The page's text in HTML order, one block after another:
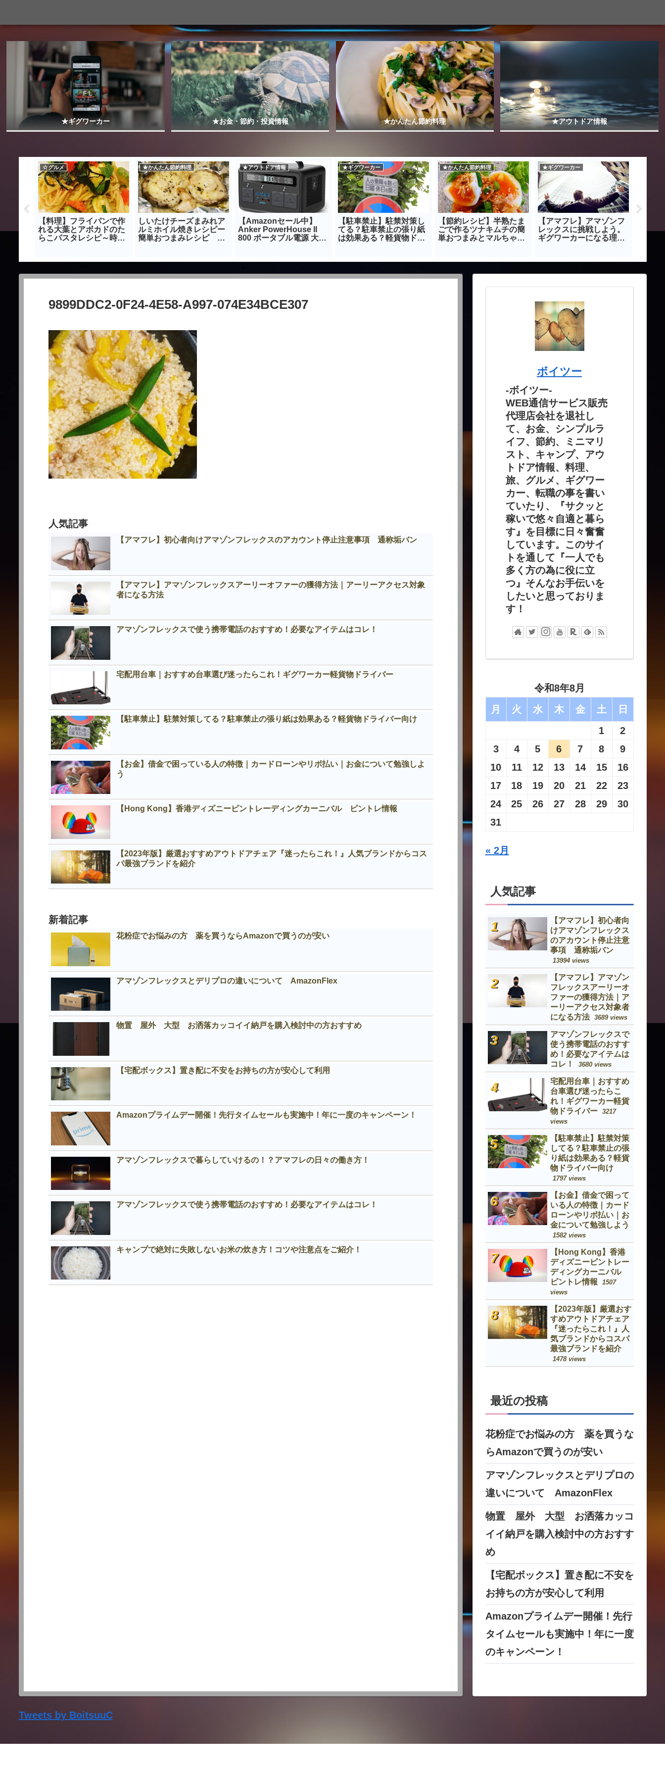
★ギグワーカー ★お金・節約・投資情報 ★かんたん節約料理 ★アウトドア情報
ドラ
☆グルメ
【料理】フライパンで作
れる大葉とアボカドのた
らこパスタレシピ～時短
★かんたん節約料理
しいたけチーズまみれア
ルミホイル焼きレシピー
簡単おつまみレシピ
★アウトドア情報
【Amazonセール中】
Anker PowerHouse II
800 ポータブル電源 大容
★ギグワーカー
【駐車禁止】駐禁対策し
てる？駐車禁止の張り紙
は効果ある？軽貨物ドラ
★かんたん節約料理
【節約レシピ】半熟たま
ごで作るツナキムチの簡
単おつまみとマルちゃん
★ギグワーカー
【アマフレ】アマゾンフ
レックスに挑戦しよう。
ギグワーカーになる理由
しい
9899DDC2-0F24-4E58-A997-074E34BCE307
人気記事
【アマフレ】初心者向けアマゾンフレックスのアカウント停止注意事項 通称垢バン
【アマフレ】アマゾンフレックスアーリーオファーの獲得方法｜アーリーアクセス対象
者になる方法
アマゾンフレックスで使う携帯電話のおすすめ！必要なアイテムはコレ！
宅配用台車｜おすすめ台車選び迷ったらこれ！ギグワーカー軽貨物ドライバー
【駐車禁止】駐禁対策してる？駐車禁止の張り紙は効果ある？軽貨物ドライバー向け
【お金】借金で困っている人の特徴｜カードローンやリボ払い｜お金について勉強しよ
う
【Hong Kong】香港ディズニーピントレーディングカーニバル ピントレ情報
【2023年版】厳選おすすめアウトドアチェア『迷ったらこれ！』人気ブランドからコス
パ最強ブランドを紹介
新着記事
花粉症でお悩みの方 薬を買うならAmazonで買うのが安い
アマゾンフレックスとデリプロの違いについて AmazonFlex
物置 屋外 大型 お洒落カッコイイ納戸を購入検討中の方おすすめ
【宅配ボックス】置き配に不安をお持ちの方が安心して利用
Amazonプライムデー開催！先行タイムセールも実施中！年に一度のキャンペーン！
アマゾンフレックスで暮らしていけるの！？アマフレの日々の働き方！
アマゾンフレックスで使う携帯電話のおすすめ！必要なアイテムはコレ！
キャンプで絶対に失敗しないお米の炊き方！コツや注意点をご紹介！
ボイツー
-ボイツー-
WEB通信サービス販売
代理店会社を退社し
て、お金、シンプルラ
イフ、節約、ミニマリ
スト、キャンプ、アウ
トドア情報、料理、
旅、グルメ、ギグワー
カー、転職の事を書い
ていたり、『サクッと
稼いで悠々自適と暮ら
す』を目標に日々奮奮
しています。このサイ
トを通して『一人でも
多く方の為に役に立
つ』そんなお手伝いを
したいと思っておりま
す！
令和8年8月
月
火 水 木 金 土
日
1
2
3
4 5 6 7 8
9
10
11 12 13 14 15
16
17
18 19 20 21 22
23
24
25 26 27 28 29
30
31
« 2月
人気記事
【アマフレ】初心者向
けアマゾンフレックス
のアカウント停止注意
事項 通称垢バン
13994 views
【アマフレ】アマゾン
フレックスアーリーオ
ファーの獲得方法｜ア
ーリーアクセス対象者
になる方法
3689 views
アマゾンフレックスで
使う携帯電話のおすす
め！必要なアイテムは
コレ！
3680 views
宅配用台車｜おすすめ
台車選び迷ったらこ
れ！ギグワーカー軽貨
物ドライバー
3217
views
【駐車禁止】駐禁対策
してる？駐車禁止の張
り紙は効果ある？軽貨
物ドライバー向け
1797 views
【お金】借金で困って
いる人の特徴｜カード
ローンやリボ払い｜お
金について勉強しよう
1582 views
【Hong Kong】香港
ディズニーピントレー
ディングカーニバル
ピントレ情報
1507
views
【2023年版】厳選おす
すめアウトドアチェア
『迷ったらこれ！』人
気ブランドからコスパ
最強ブランドを紹介
1478 views
最近の投稿
花粉症でお悩みの方 薬を買うな
らAmazonで買うのが安い
アマゾンフレックスとデリプロの
違いについて AmazonFlex
物置 屋外 大型 お洒落カッコ
イイ納戸を購入検討中の方おすす
め
【宅配ボックス】置き配に不安を
お持ちの方が安心して利用
Amazonプライムデー開催！先行
タイムセールも実施中！年に一度
のキャンペーン！
Tweets by BoitsuuC